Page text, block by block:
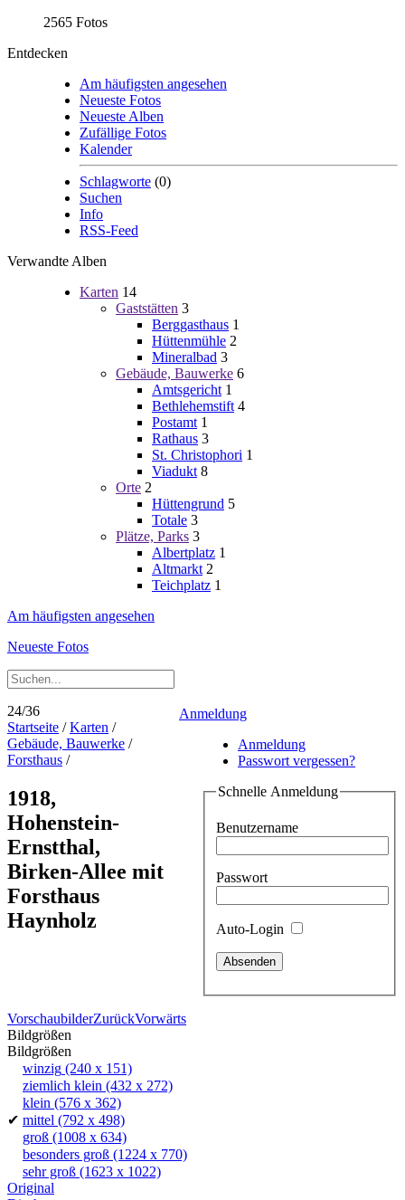
2565 Fotos
Entdecken
Am häufigsten angesehen
Neueste Fotos
Neueste Alben
Zufällige Fotos
Kalender
Schlagworte (0)
Suchen
Info
RSS-Feed
Verwandte Alben
Karten 14
Gaststätten 3
Berggasthaus 1
Hüttenmühle 2
Mineralbad 3
Gebäude, Bauwerke 6
Amtsgericht 1
Bethlehemstift 4
Postamt 1
Rathaus 3
St. Christophori 1
Viadukt 8
Orte 2
Hüttengrund 5
Totale 3
Plätze, Parks 3
Albertplatz 1
Altmarkt 2
Teichplatz 1
Am häufigsten angesehen
Neueste Fotos
Anmeldung
Anmeldung
Passwort vergessen?
Schnelle Anmeldung
Benutzername
Passwort
Auto-Login
24/36
Startseite /Karten /
Gebäude, Bauwerke /
Forsthaus /
1918,
Hohenstein-
Ernstthal,
Birken-Allee mit
Forsthaus
Haynholz
VorschaubilderZurückVorwärts
Bildgrößen
Bildgrößen
winzig (240 x 151)
ziemlich klein (432 x 272)
klein (576 x 362)
✔ mittel (792 x 498)
groß (1008 x 634)
besonders groß (1224 x 770)
sehr groß (1623 x 1022)
Original